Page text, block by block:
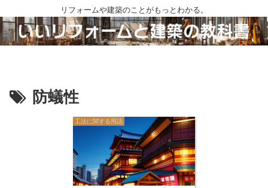
リフォームや建築のことがもっとわかる。
防蟻性
工法に関する用語